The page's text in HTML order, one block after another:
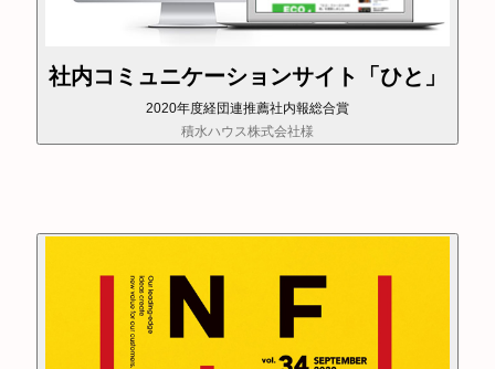
社内コミュニケーションサイト「ひと」
2020年度経団連推薦社内報総合賞
積水ハウス株式会社様